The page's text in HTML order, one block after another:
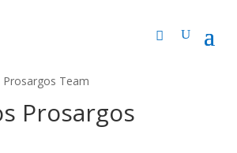
Team
Prosargos